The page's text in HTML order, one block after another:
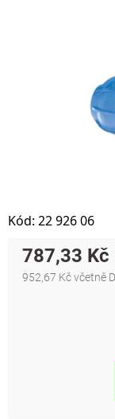
787,33 Kč
952,67 Kč včetně
Kód: 22 926 06